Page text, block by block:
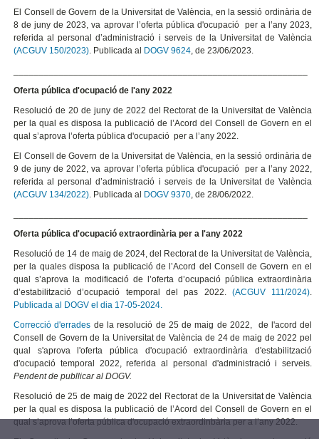
El Consell de Govern de la Universitat de València, en la sessió ordinària de
8 de juny de 2023, va aprovar l’oferta pública d'ocupació per a l’any 2023,
referida al personal d’administració i serveis de la Universitat de València
(ACGUV 150/2023) . Publicada al DOGV 9624 , de 23/06/2023.
Oferta pública d'ocupació de l'any 2022
Resolució de 20 de juny de 2022 del Rectorat de la Universitat de València
per la qual es disposa la publicació de l’Acord del Consell de Govern en el
qual s’aprova l’oferta pública d'ocupació per a l’any 2022.
El Consell de Govern de la Universitat de València, en la sessió ordinària de
9 de juny de 2022, va aprovar l’oferta pública d'ocupació per a l’any 2022,
referida al personal d’administració i serveis de la Universitat de València
(ACGUV 134/2022) . Publicada al DOGV 9370 , de 28/06/2022.
Oferta pública d'ocupació extraordinària per a l'any 2022
Resolució de 14 de maig de 2024, del Rectorat de la Universitat de València,
per la quales disposa la publicació de l’Acord del Consell de Govern en el
qual s’aprova la modificació de l’oferta d’ocupació pública extraordinària
d’estabilització d’ocupació temporal del pas 2022. (ACGUV 111/2024).
Publicada al DOGV el dia 17-05-2024.
Correcció d'errades de la resolució de 25 de maig de 2022, de l'acord del
Consell de Govern de la Universitat de València de 24 de maig de 2022 pel
qual s'aprova l'oferta pública d'ocupació extraordinària d'estabilització
d'ocupació temporal 2022, referida al personal d'administració i serveis.
Pendent de publlicar al DOGV.
Resolució de 25 de maig de 2022 del Rectorat de la Universitat de València
per la qual es disposa la publicació de l’Acord del Consell de Govern en el
qual s’aprova l’oferta pública d'ocupació extraordinbària per a l’any 2022.